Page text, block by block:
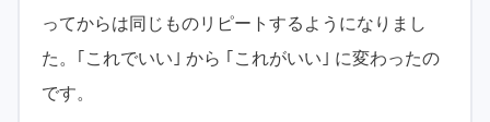
ってからは同じものリピートするようになりまし
た。｢これでいい｣ から ｢これがいい｣ に変わったの
です。